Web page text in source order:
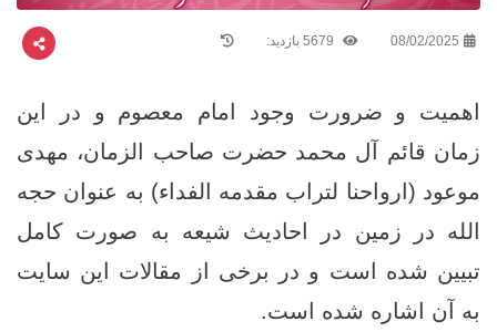
08/02/2025
اهمیت و ضرورت وجود امام معصوم و در این
زمان قائم آل محمد حضرت صاحب الزمان، مهدی
موعود (ارواحنا لتراب مقدمه الفداء) به عنوان حجه
الله در زمین در احادیث شیعه به صورت کامل
تبیین شده است و در برخی از مقالات این سایت
به آن اشاره شده است.